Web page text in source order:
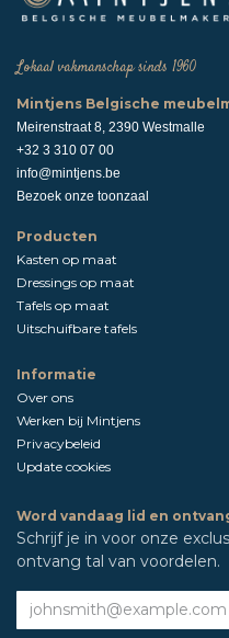
Lokaal vakmanschap sinds 1960
Mintjens Belgische
Meirenstraat 8, 2390 Westmalle
+32 3 310 07 00
info@mintjens.be
Bezoek onze toonzaal
Producten
Kasten op maat
Dressings op maat
Tafels op maat
Uitschuifbare tafels
Informatie
Over ons
Werken bij Mintjens
Privacybeleid
Update cookies
Word vandaag lid en
Schrijf je in voor onze
ontvang tal van voordelen.